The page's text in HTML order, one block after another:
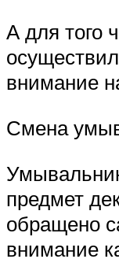
А для того
внимание
Смена
предмет
обращено
внимание